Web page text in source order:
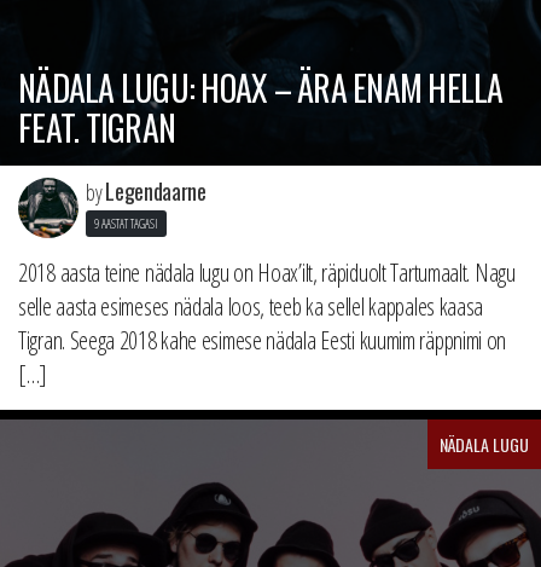
NÄDALA LUGU: HOAX – ÄRA ENAM HELLA
FEAT. TIGRAN
byLegendaarne
9 AASTAT TAGASI
2018 aasta teine nädala lugu on Hoax’ilt, räpiduolt Tartumaalt. Nagu
selle aasta esimeses nädala loos, teeb ka sellel kappales kaasa
Tigran. Seega 2018 kahe esimese nädala Eesti kuumim räppnimi on
[…]
NÄDALA LUGU